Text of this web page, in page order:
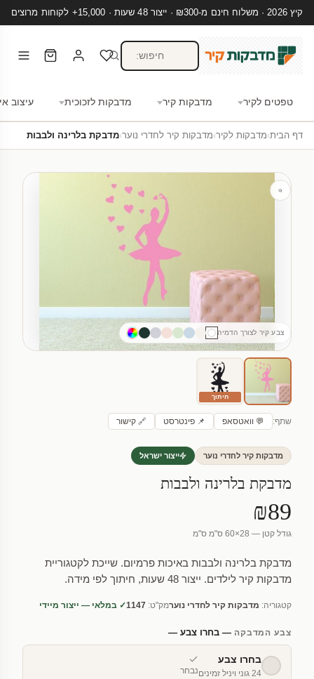
קיץ 2026 · משלוח חינם מ-₪300 · ייצור 48 שעות · 15,000+ לקוחות מרוצים
טפטים לקיר מדבקות קיר מדבקות לזכוכית עיצוב
דף הבית›מדבקות לקיר›מדבקות קיר לחדרי נוער›מדבקת בלרינה ולבבות
צבע קיר לצורך הדמיה
חיתוך
שתף: 💬 וואטסאפ 📌 פינטרסט 🔗 קישור
מדבקות קיר לחדרי נוער ייצור ישראל
מדבקת בלרינה ולבבות
₪89
גודל קטן — 28×60 ס"מ ס"מ
מדבקת בלרינה ולבבות באיכות פרמיום. שייכת לקטגוריית
מדבקות קיר לילדים. ייצור 48 שעות, חיתוך לפי מידה.
קטגוריה: מדבקות קיר לחדרי נוערמק"ט: 1147✓ במלאי — ייצור מיידי
צבע המדבקה— בחרו צבע —
בחרו צבע
24 גוני ויניל זמינים נבחר